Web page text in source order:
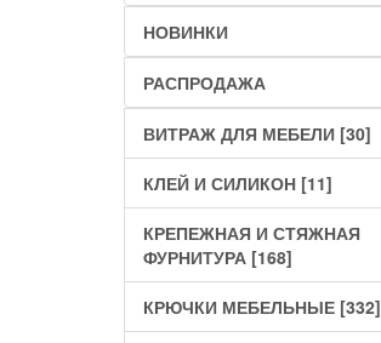
НОВИНКИ
РАСПРОДАЖА
ВИТРАЖ ДЛЯ МЕБЕЛИ [30]
КЛЕЙ И СИЛИКОН [11]
КРЕПЕЖНАЯ И СТЯЖНАЯ
ФУРНИТУРА [168]
КРЮЧКИ МЕБЕЛЬНЫЕ [332]